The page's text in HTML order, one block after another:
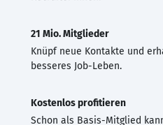
21 Mio. Mitglieder
Knüpf neue Kontakte und
besseres Job-Leben.
Kostenlos profitieren
Schon als Basis-Mitglied